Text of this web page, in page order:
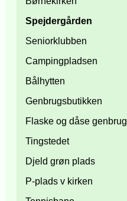
Spejdergården
Seniorklubben
Campingpladsen
Bålhytten
Genbrugsbutikken
Flaske og dåse genbrug
Tingstedet
Djeld grøn plads
P-plads v kirken